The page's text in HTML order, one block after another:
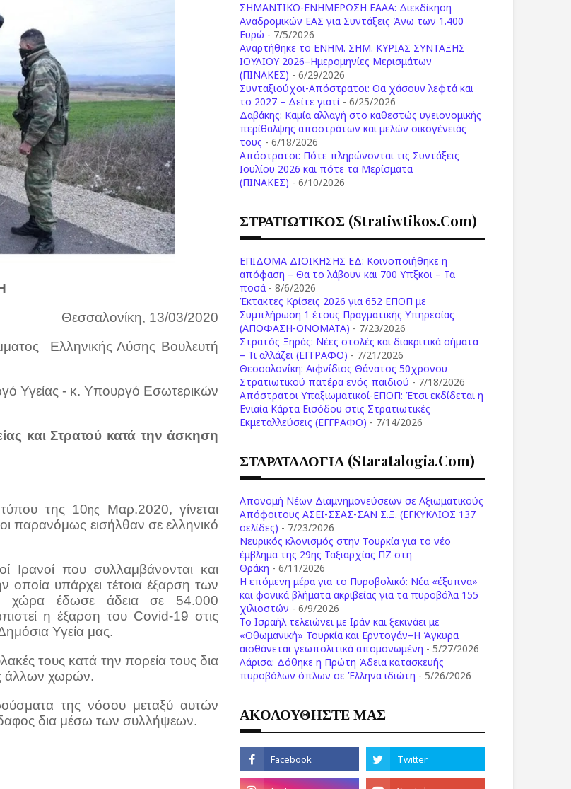
Θεσσαλονίκη, 13/03/2020
Ελληνικής Λύσης Βουλευτή
Υγείας - κ. Υπουργό Εσωτερικών
και Στρατού κατά την άσκηση
της 10ης
Μαρ.2020, γίνεται
παρανόμως εισήλθαν σε ελληνικό
Ιρανοί που συλλαμβάνονται και
οποία υπάρχει τέτοια έξαρση των
χώρα έδωσε άδεια σε 54.000
η έξαρση του Covid-19 στις
Υγεία μας.
τους κατά την πορεία τους δια
άλλων χωρών.
της νόσου μεταξύ αυτών
δια μέσω των συλλήψεων.
ΣΗΜΑΝΤΙΚΟ-ΕΝΗΜΕΡΩΣΗ ΕΑΑΑ: Διεκδίκηση
Αναδρομικών ΕΑΣ για Συντάξεις Άνω των 1.400
Ευρώ - 7/5/2026
Aναρτήθηκε το ENHM. ΣΗΜ. ΚΥΡΙΑΣ ΣΥΝΤΑΞΗΣ
ΙΟΥΛΙΟΥ 2026–Ημερομηνίες Μερισμάτων
(ΠΙΝΑΚΕΣ) - 6/29/2026
Συνταξιούχοι-Απόστρατοι: Θα χάσουν λεφτά και
το 2027 – Δείτε γιατί - 6/25/2026
Δαβάκης: Καμία αλλαγή στο καθεστώς υγειονομικής
περίθαλψης αποστράτων και μελών οικογένειάς
τους - 6/18/2026
Aπόστρατοι: Πότε πληρώνονται τις Συντάξεις
Ιουλίου 2026 και πότε τα Μερίσματα
(ΠΙΝΑΚΕΣ) - 6/10/2026
ΣΤΡΑΤΙΩΤΙΚΟΣ (stratiwtikos.com)
ΕΠΙΔΟΜΑ ΔΙΟΙΚΗΣΗΣ ΕΔ: Κοινοποιήθηκε η
απόφαση – Θα το λάβουν και 700 Υπξκοι – Τα
ποσά - 8/6/2026
Έκτακτες Κρίσεις 2026 για 652 ΕΠΟΠ με
Συμπλήρωση 1 έτους Πραγματικής Υπηρεσίας
(ΑΠΟΦΑΣΗ-ONOMATA) - 7/23/2026
Στρατός Ξηράς: Νέες στολές και διακριτικά σήματα
– Τι αλλάζει (ΕΓΓΡΑΦΟ) - 7/21/2026
Θεσσαλονίκη: Αιφνίδιος Θάνατος 50χρονου
Στρατιωτικού πατέρα ενός παιδιού - 7/18/2026
Απόστρατοι Υπαξιωματικοί-ΕΠΟΠ: Έτσι εκδίδεται η
Ενιαία Κάρτα Εισόδου στις Στρατιωτικές
Εκμεταλλεύσεις (ΕΓΓΡΑΦΟ) - 7/14/2026
ΣΤΑΡΑΤΑΛΟΓΙΑ (staratalogia.com)
Απονομή Νέων Διαμνημονεύσεων σε Αξιωματικούς
Απόφοιτους ΑΣΕΙ-ΣΣΑΣ-ΣΑΝ Σ.Ξ. (ΕΓΚΥΚΛΙΟΣ 137
σελίδες) - 7/23/2026
Νευρικός κλονισμός στην Τουρκία για το νέο
έμβλημα της 29ης Ταξιαρχίας ΠΖ στη
Θράκη - 6/11/2026
Η επόμενη μέρα για το Πυροβολικό: Νέα «έξυπνα»
και φονικά βλήματα ακριβείας για τα πυροβόλα 155
χιλιοστών - 6/9/2026
Το Ισραήλ τελειώνει με Ιράν και ξεκινάει με
«Οθωμανική» Τουρκία και Ερντογάν–Η Άγκυρα
αισθάνεται γεωπολιτικά απομονωμένη - 5/27/2026
Λάρισα: Δόθηκε η Πρώτη Άδεια κατασκευής
πυροβόλων όπλων σε Έλληνα ιδιώτη - 5/26/2026
ΑΚΟΛΟΥΘΗΣΤΕ ΜΑΣ